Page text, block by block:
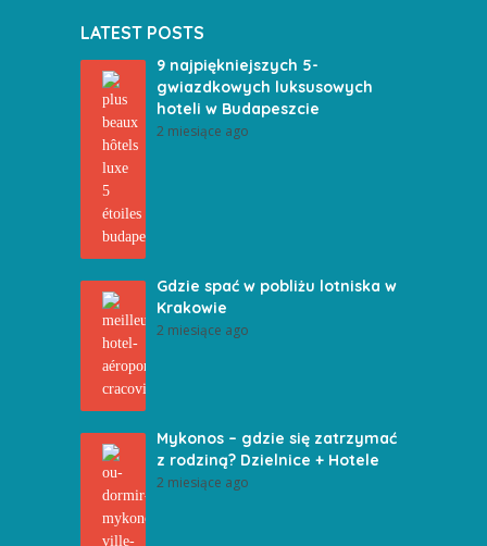
LATEST POSTS
9 najpiękniejszych 5-
gwiazdkowych luksusowych
hoteli w Budapeszcie
2 miesiące ago
Gdzie spać w pobliżu lotniska w
Krakowie
2 miesiące ago
Mykonos – gdzie się zatrzymać
z rodziną? Dzielnice + Hotele
2 miesiące ago